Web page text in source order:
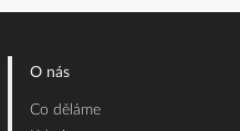
O nás
Co děláme